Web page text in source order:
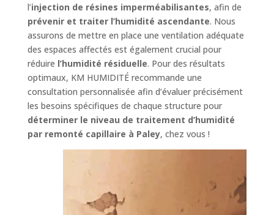
l’injection de résines imperméabilisantes, afin de
prévenir et traiter l’humidité ascendante. Nous
assurons de mettre en place une ventilation adéquate
des espaces affectés est également crucial pour
réduire l’humidité résiduelle. Pour des résultats
optimaux, KM HUMIDITÉ recommande une
consultation personnalisée afin d’évaluer précisément
les besoins spécifiques de chaque structure pour
déterminer le niveau de traitement d’humidité
par remonté capillaire à Paley, chez vous !